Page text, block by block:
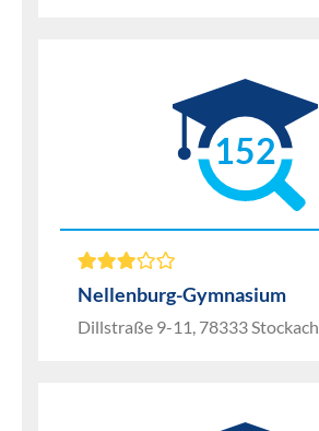
152
Nellenburg-Gymnasium
Dillstraße 9-11, 78333 Stockach